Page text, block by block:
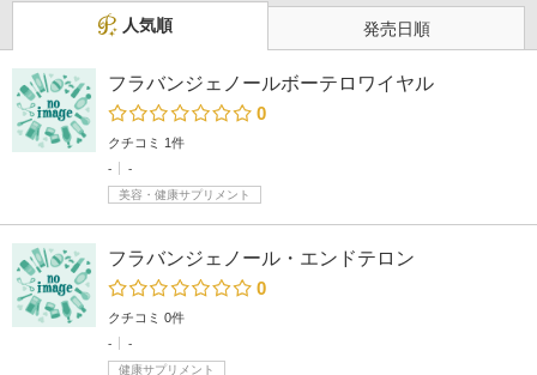
人気順 発売日順
フラバンジェノールボーテロワイヤル
0
クチコミ 1件
-
-
美容・健康サプリメント
フラバンジェノール・エンドテロン
0
クチコミ 0件
-
-
健康サプリメント